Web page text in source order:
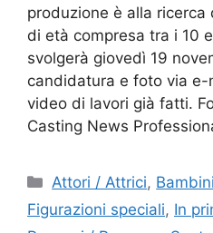
produzione è alla
di età compresa tra i 10
svolgerà giovedì 19
candidatura e foto via
video di lavori già fatti.
Casting News
Categorie
Attori / Attrici,
Figurazioni speciali, In